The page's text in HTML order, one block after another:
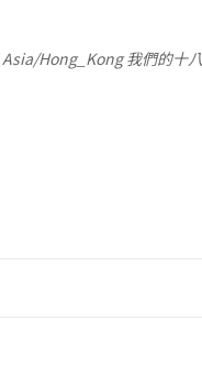
Asia/Hong_Kong 我們的十